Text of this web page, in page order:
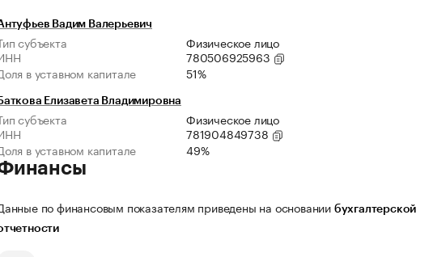
Вадим Валерьевич
субъекта
Физическое лицо
780506925963
в уставном капитале
51%
Баткова Елизавета Владимировна
субъекта
Физическое лицо
781904849738
в уставном капитале
49%
по финансовым показателям приведены на основании бухгалтерской